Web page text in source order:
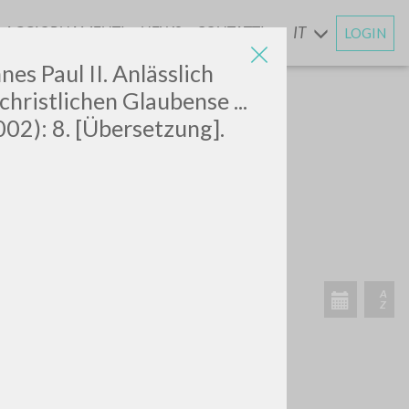
Paul II. Anlässlich
Glaubense ...
8. [Übersetzung].
AGGIORNAMENTIENEWS CONTATTI IT LOGIN